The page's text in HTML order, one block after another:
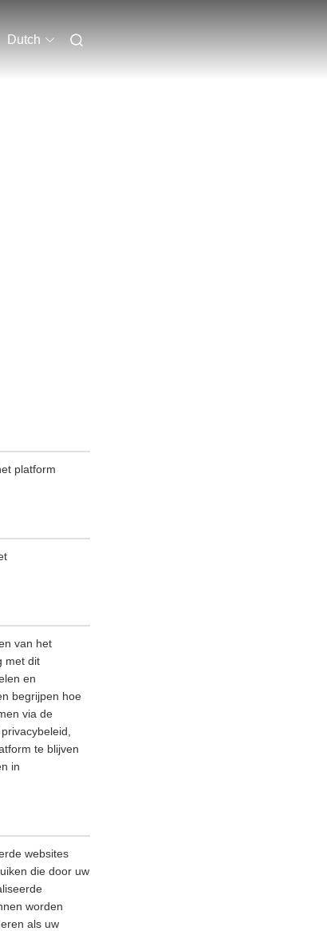
Dutch
platform
van het
met dit
en
begrijpen hoe
via de
te blijven
in
websites
die door uw
worden
als uw